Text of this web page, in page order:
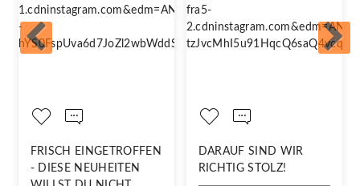
FRISCH EINGETROFFEN
- DIESE NEUHEITEN
DARAUF SIND WIR
RICHTIG STOLZ!